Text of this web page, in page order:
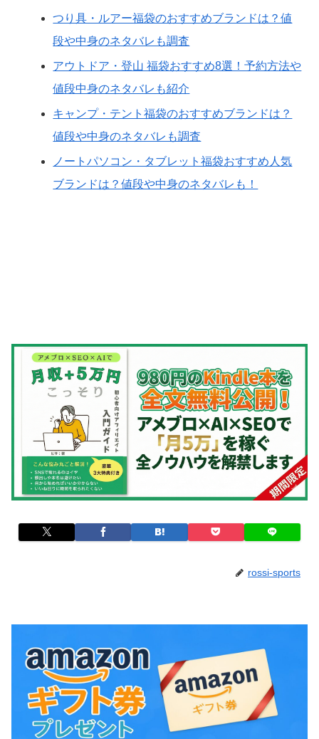
つり具・ルアー福袋のおすすめブランドは？値
段や中身のネタバレも調査
アウトドア・登山 福袋おすすめ8選！予約方法や
値段中身のネタバレも紹介
キャンプ・テント福袋のおすすめブランドは？
値段や中身のネタバレも調査
ノートパソコン・タブレット福袋おすすめ人気
ブランドは？値段や中身のネタバレも！
rossi-sports